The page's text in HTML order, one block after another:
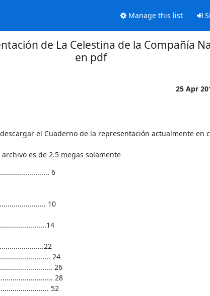
Manage this list
de La Celestina de la Compañía
en pdf
25 Apr
el Cuaderno de la representación actualmente en
es de 2.5 megas solamente
6
10
24
26
28
52